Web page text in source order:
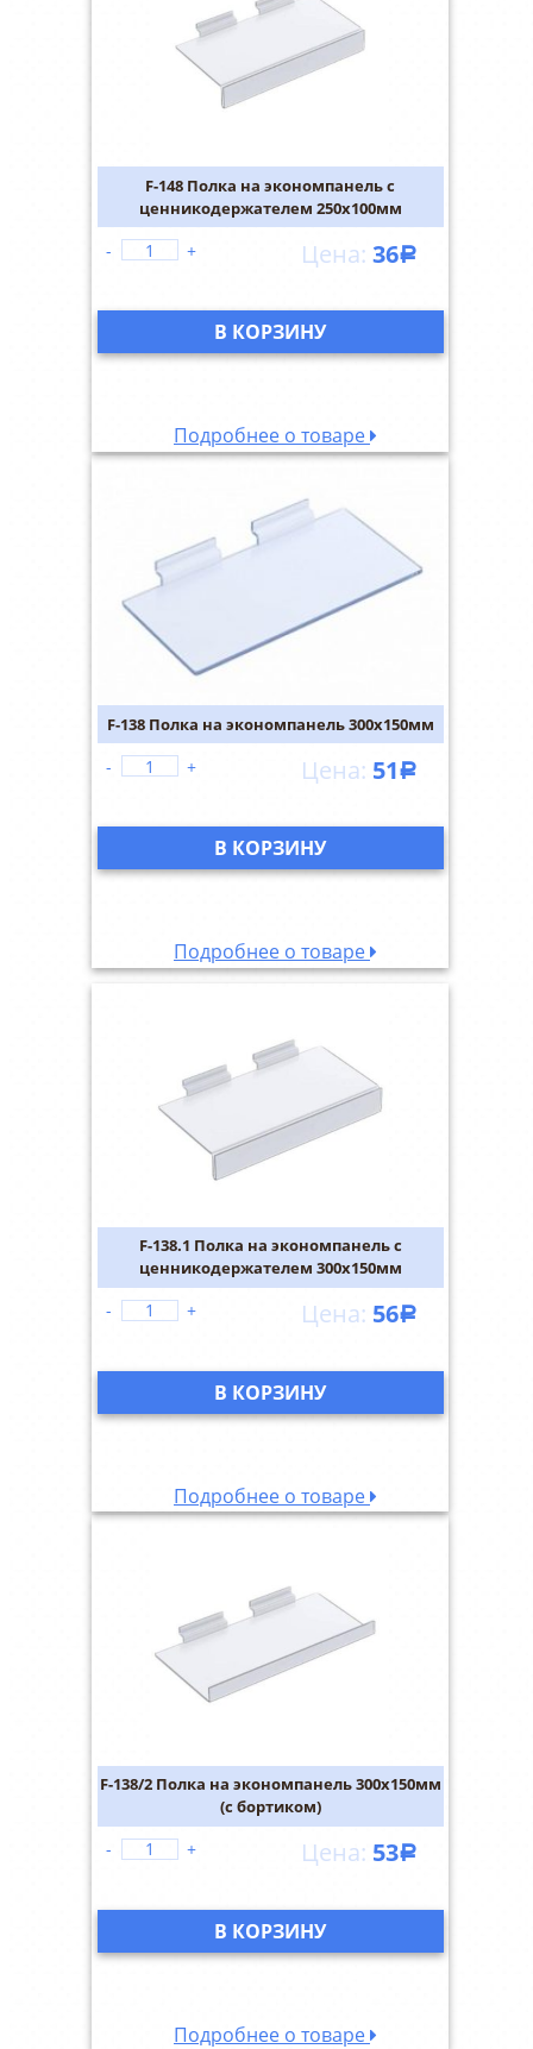
F-148 Полка на экономпанель с
ценникодержателем 250х100мм
36Р
- +
В КОРЗИНУ
Подробнее о товаре
F-138 Полка на экономпанель 300х150мм
51 Р
- +
В КОРЗИНУ
Подробнее о товаре
F-138.1 Полка на экономпанель с
ценникодержателем 300х150мм
56Р
- +
В КОРЗИНУ
Подробнее о товаре
F-138/2 Полка на экономпанель 300х150мм
(с бортиком)
53Р
- +
В КОРЗИНУ
Подробнее о товаре